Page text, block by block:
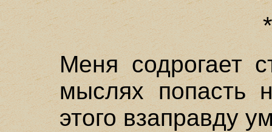
Меня содрогает
мыслях попасть
этого взаправду